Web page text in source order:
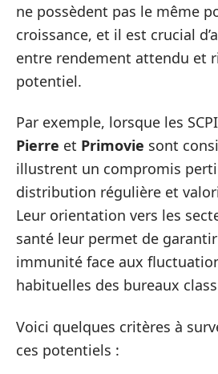
ne possèdent pas le même
croissance, et il est crucial
entre rendement attendu et
potentiel.
Par exemple, lorsque les
Pierre et Primovie sont
illustrent un compromis
distribution régulière et
Leur orientation vers les
santé leur permet de
immunité face aux
habituelles des bureaux
Voici quelques critères à
ces potentiels :